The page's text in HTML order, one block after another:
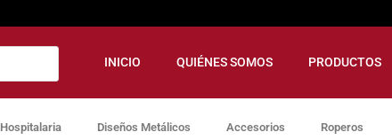
INICIO QUIÉNES SOMOS PRODUCTOS
Hospitalaria Diseños Metálicos Accesorios Roperos